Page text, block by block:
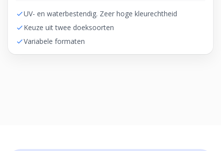
UV- en waterbestendig. Zeer hoge kleurechtheid
Keuze uit twee doeksoorten
Variabele formaten